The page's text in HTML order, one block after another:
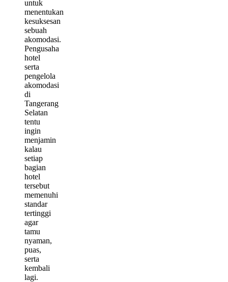
untuk
menentukan
kesuksesan
sebuah
akomodasi.
Pengusaha
hotel
serta
pengelola
akomodasi
di
Tangerang
Selatan
tentu
ingin
menjamin
kalau
setiap
bagian
hotel
tersebut
memenuhi
standar
tertinggi
agar
tamu
nyaman,
puas,
serta
kembali
lagi.